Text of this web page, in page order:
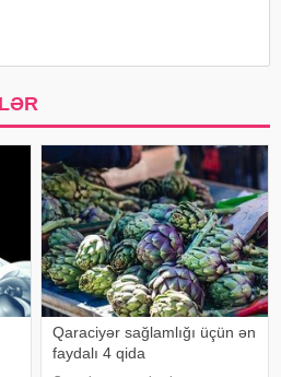
Qaraciyər sağlamlığı üçün ən
faydalı 4 qida